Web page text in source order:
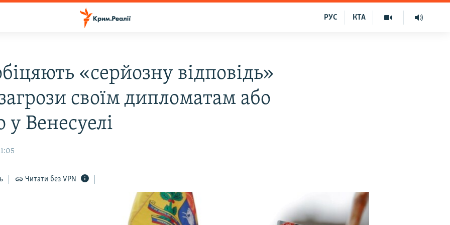
КТА
РУС
«серйозну відповідь»
своїм дипломатам або
у Венесуелі
Читати без VPN